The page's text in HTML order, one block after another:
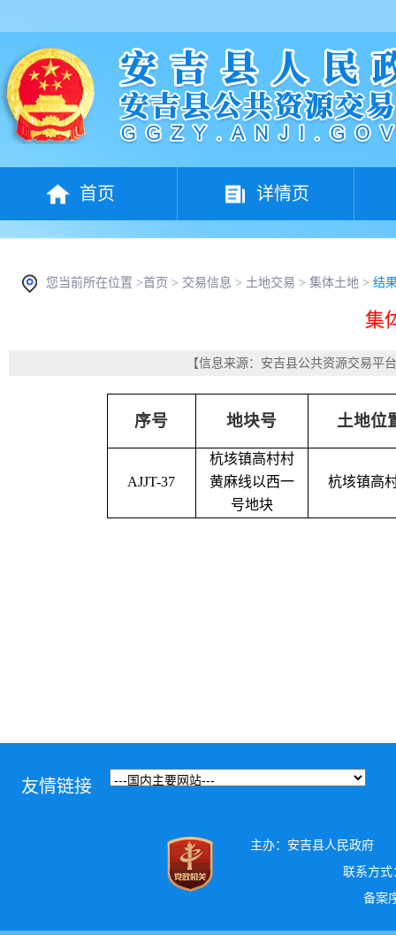
首页 详情页
您当前所在位置 >首页 > 交易信息 > 土地交易 > 集体土地 > 结
集
【信息来源：安吉县公共资源交易平
序号 地块号 土地位
AJJT-37
杭垓镇高村村
黄麻线以西一
号地块
杭垓镇高
友情链接
主办：安吉县人民政府
联系方式
备案